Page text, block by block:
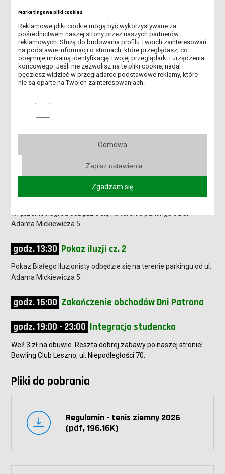
godz. 13:00Pokaz iluzji cz. 1
Ogłoszenie wyników VI edycji
plebiscytu "Wykładowca na medal"
Wręczenie nagród odbędzie się na terenie parkingu od ul.
Adama Mickiewicza 5.
godz. 13:30 Pokaz iluzji cz. 2
Pokaz Białego Iluzjonisty odbędzie się na terenie parkingu od ul.
Adama Mickiewicza 5.
godz. 15:00 Zakończenie obchodów Dni Patrona
godz. 19:00 - 23:00 Integracja studencka
Weź 3 zł na obuwie. Reszta dobrej zabawy po naszej stronie!
Bowling Club Leszno, ul. Niepodległości 70.
Pliki do pobrania
Regulamin - tenis ziemny 2026
(pdf, 196.16K)
Marketingowe pliki cookies
Reklamowe pliki cookie mogą być wykorzystywane za
pośrednictwem naszej strony przez naszych partnerów
reklamowych. Służą do budowania profilu Twoich zainteresowań
na podstawie informacji o stronach, które przeglądasz, co
obejmuje unikalną identyfikację Twojej przeglądarki i urządzenia
końcowego. Jeśli nie zezwolisz na te pliki cookie, nadal
będziesz widzieć w przeglądarce podstawowe reklamy, które
nie są oparte na Twoich zainteresowaniach.
Marketingowe pliki cookies
Odmowa
Zapisz ustawienia
Zgadzam się